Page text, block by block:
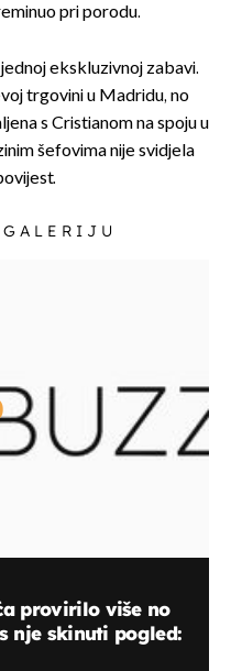
pri porodu.
ekskluzivnoj zabavi.
trgovini u Madridu, no
s Cristianom na spoju u
šefovima nije svidjela
provirilo više no
nje skinuti pogled: